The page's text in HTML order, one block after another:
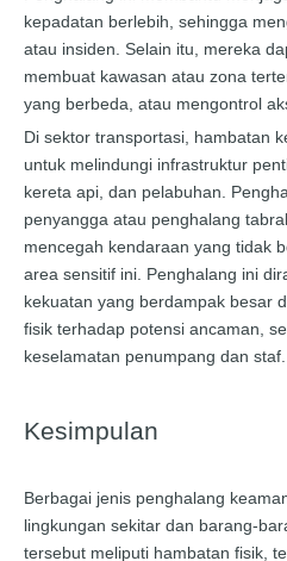
kepadatan berlebih, sehingga
atau insiden. Selain itu, mereka
membuat kawasan atau zona
yang berbeda, atau mengontrol
Di sektor transportasi, hambatan
untuk melindungi infrastruktur
kereta api, dan pelabuhan.
penyangga atau penghalang
mencegah kendaraan yang tidak
area sensitif ini. Penghalang ini
kekuatan yang berdampak besar
fisik terhadap potensi ancaman,
keselamatan penumpang dan staf.
Kesimpulan
Berbagai jenis penghalang
lingkungan sekitar dan barang-
tersebut meliputi hambatan fisik,